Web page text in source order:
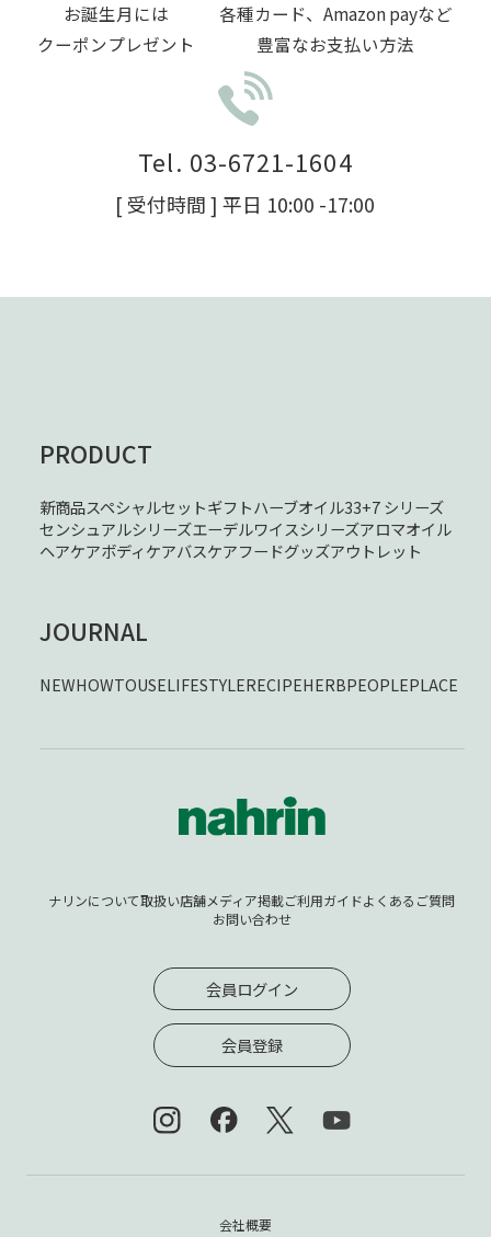
お誕生月には
クーポンプレゼント
各種カード、Amazon payなど
豊富なお支払い方法
Tel. 03-6721-1604
[ 受付時間 ] 平日 10:00 -17:00
PRODUCT
新商品スペシャルセットギフトハーブオイル33+7 シリーズ
センシュアルシリーズエーデルワイスシリーズアロマオイル
ヘアケアボディケアバスケアフードグッズアウトレット
JOURNAL
NEWHOWTOUSELIFESTYLERECIPEHERBPEOPLEPLACE
ナリンについて取扱い店舗メディア掲載ご利用ガイドよくあるご質問
お問い合わせ
会員ログイン
会員登録
会社概要